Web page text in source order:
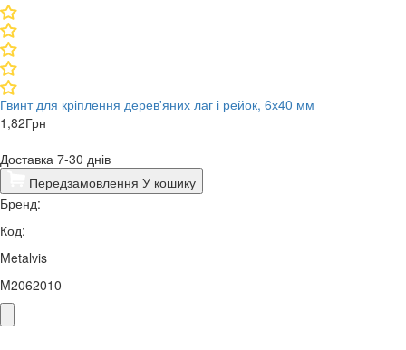
Гвинт для кріплення дерев'яних лаг і рейок, 6х40 мм
1,82Грн
Доставка 7-30 днів
Передзамовлення У кошику
Бренд:
Код:
Metalvis
M2062010